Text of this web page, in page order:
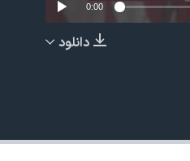
EMBED
0:00
دانلود